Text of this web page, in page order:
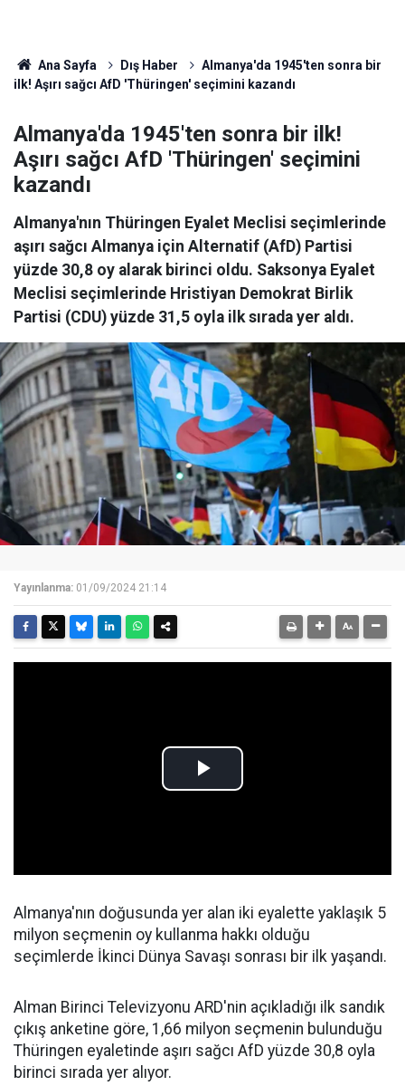
Ana Sayfa Dış Haber
Almanya'da 1945'ten sonra bir
ilk! Aşırı sağcı AfD 'Thüringen' seçimini kazandı
Almanya'da 1945'ten sonra bir ilk!
Aşırı sağcı AfD 'Thüringen' seçimini
kazandı
Almanya'nın Thüringen Eyalet Meclisi seçimlerinde
aşırı sağcı Almanya için Alternatif (AfD) Partisi
yüzde 30,8 oy alarak birinci oldu. Saksonya Eyalet
Meclisi seçimlerinde Hristiyan Demokrat Birlik
Partisi (CDU) yüzde 31,5 oyla ilk sırada yer aldı.
Yayınlanma: 01/09/2024 21:14
Almanya'nın doğusunda yer alan iki eyalette yaklaşık 5
milyon seçmenin oy kullanma hakkı olduğu
seçimlerde İkinci Dünya Savaşı sonrası bir ilk yaşandı.
Alman Birinci Televizyonu ARD'nin açıkladığı ilk sandık
çıkış anketine göre, 1,66 milyon seçmenin bulunduğu
Thüringen eyaletinde aşırı sağcı AfD yüzde 30,8 oyla
birinci sırada yer alıyor.